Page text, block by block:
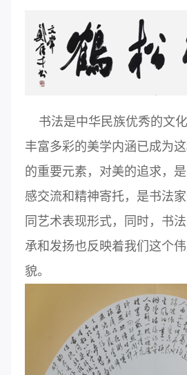
书法是中华民族优秀的文化
丰富多彩的美学内涵已成为
的重要元素，对美的追求，
感交流和精神寄托，是书法
同艺术表现形式，同时，书
承和发扬也反映着我们这个
貌。